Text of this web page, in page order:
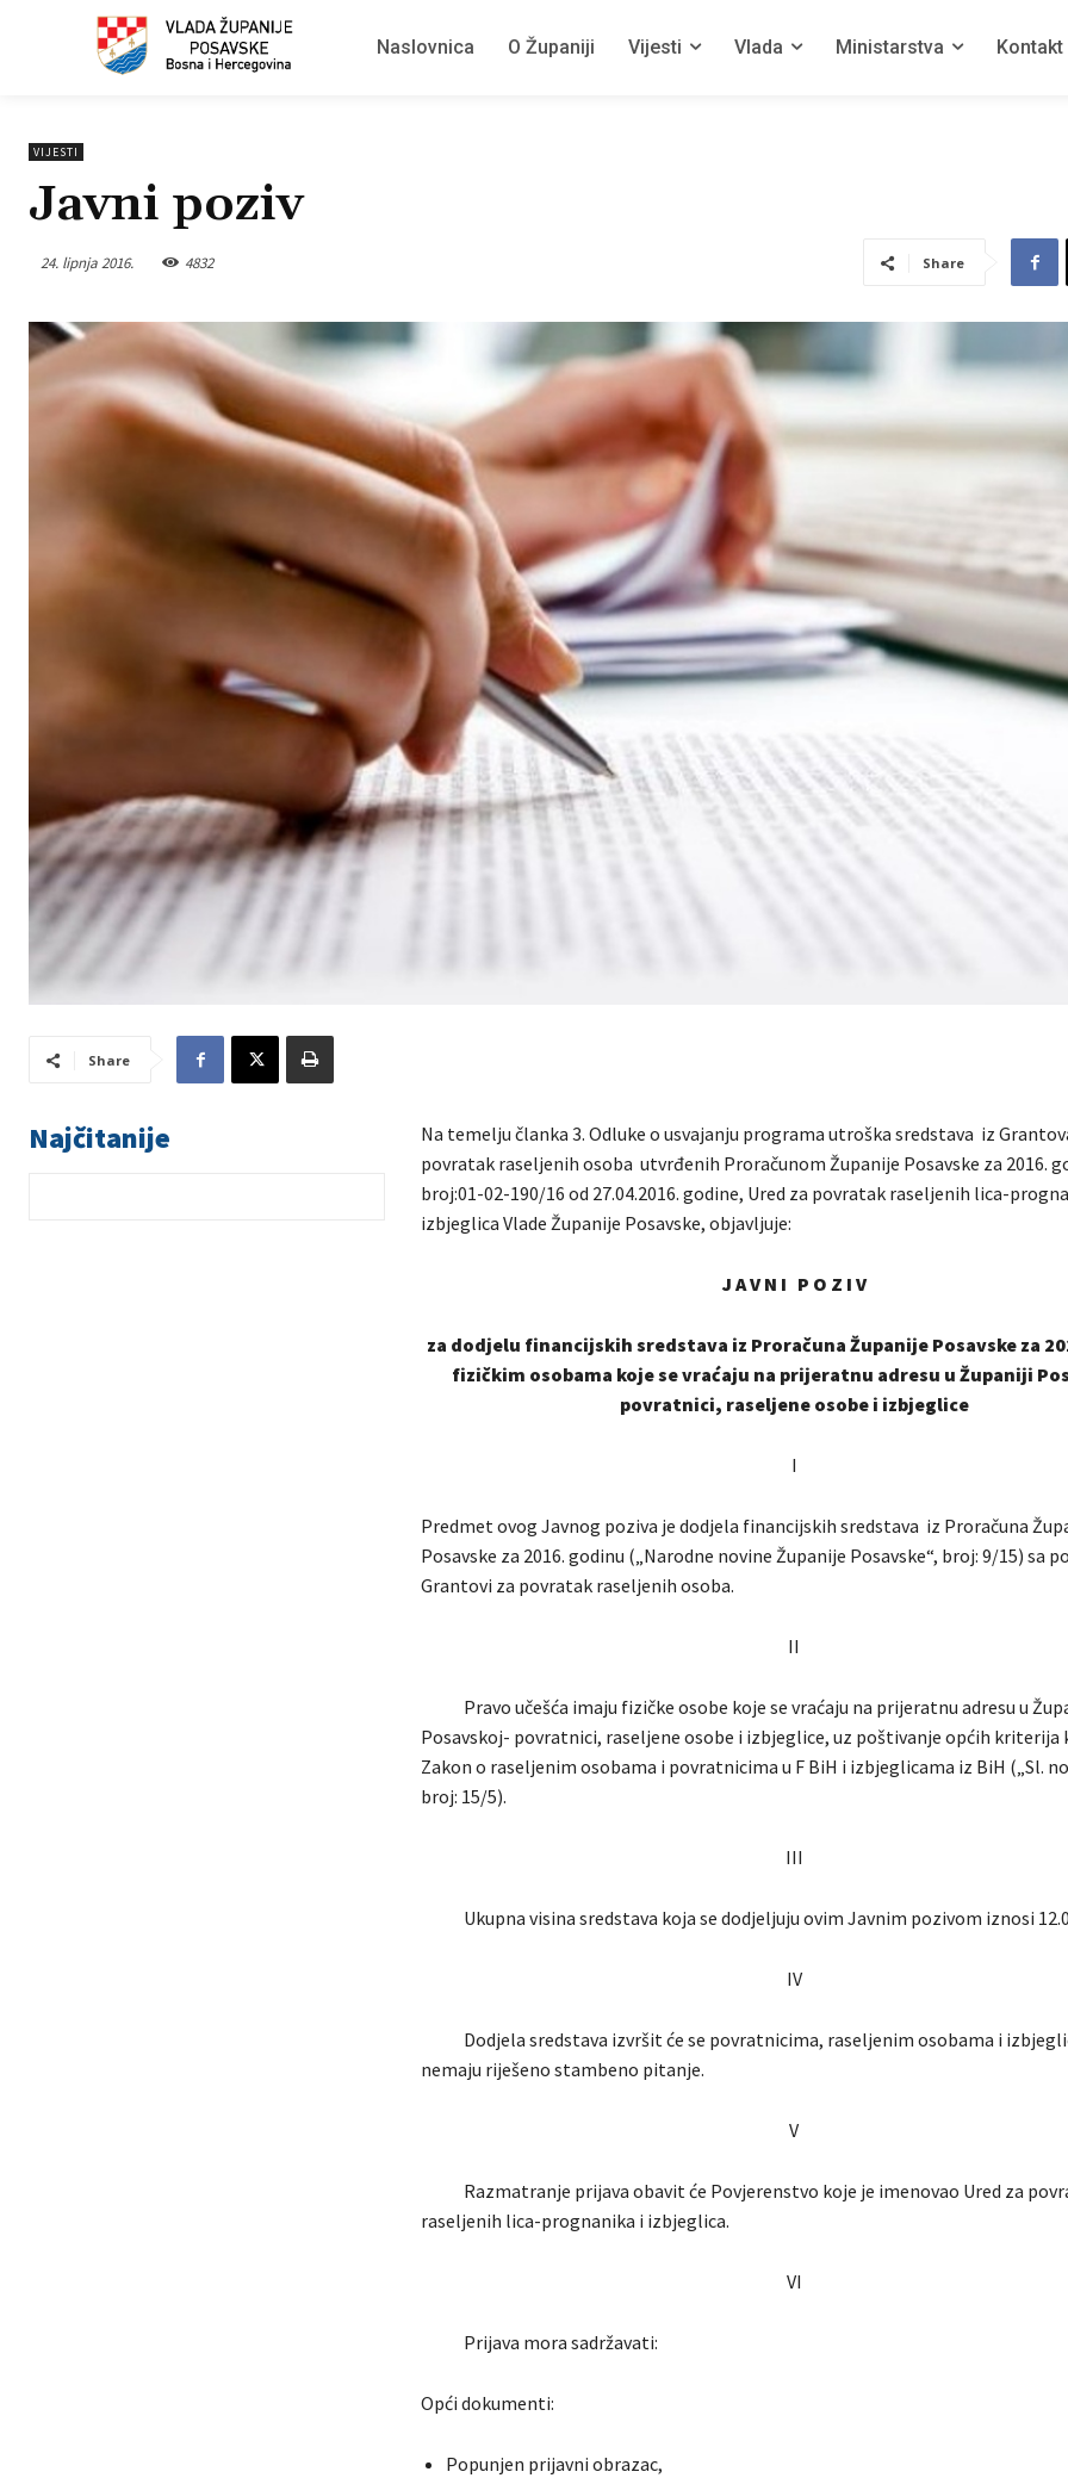
Naslovnica O Županiji Vijesti Vlada Ministarstva Kontakt
VIJESTI
Javni poziv
24. lipnja 2016. 4832 Share
Share
Najčitanije
Na temelju članka 3. Odluke o usvajanju programa utroška sredstava iz
povratak raseljenih osoba utvrđenih Proračunom Županije Posavske za 2016.
broj:01-02-190/16 od 27.04.2016. godine, Ured za povratak raseljenih lica-
izbjeglica Vlade Županije Posavske, objavljuje:
J A V N I P O Z I V
za dodjelu financijskih sredstava iz Proračuna Županije Posavske za
fizičkim osobama koje se vraćaju na prijeratnu adresu u Županiji
povratnici, raseljene osobe i izbjeglice
I
Predmet ovog Javnog poziva je dodjela financijskih sredstava iz Proračuna
Posavske za 2016. godinu („Narodne novine Županije Posavske“, broj: 9/15) sa
Grantovi za povratak raseljenih osoba.
II
Pravo učešća imaju fizičke osobe koje se vraćaju na prijeratnu adresu u
Posavskoj- povratnici, raseljene osobe i izbjeglice, uz poštivanje općih kriterija
Zakon o raseljenim osobama i povratnicima u F BiH i izbjeglicama iz BiH („Sl.
broj: 15/5).
III
Ukupna visina sredstava koja se dodjeljuju ovim Javnim pozivom iznosi
IV
Dodjela sredstava izvršit će se povratnicima, raseljenim osobama i
nemaju riješeno stambeno pitanje.
V
Razmatranje prijava obavit će Povjerenstvo koje je imenovao Ured za
raseljenih lica-prognanika i izbjeglica.
VI
Prijava mora sadržavati:
Opći dokumenti:
Popunjen prijavni obrazac,